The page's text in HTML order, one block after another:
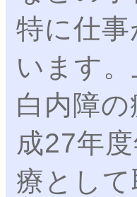
特に仕
います
白内障
成27年
療とし